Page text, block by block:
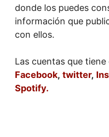
donde los puedes
información que
con ellos.
Las cuentas que
Facebook, twitter,
Spotify.